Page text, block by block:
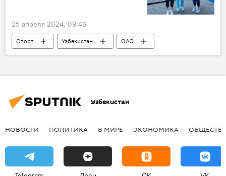
25 апреля 2024, 09:46
Спорт Узбекистан
ОАЭ
Дубай
Чемпионат Азии
Узбекистан
НОВОСТИ ПОЛИТИКА В МИРЕ ЭКОНОМИКА